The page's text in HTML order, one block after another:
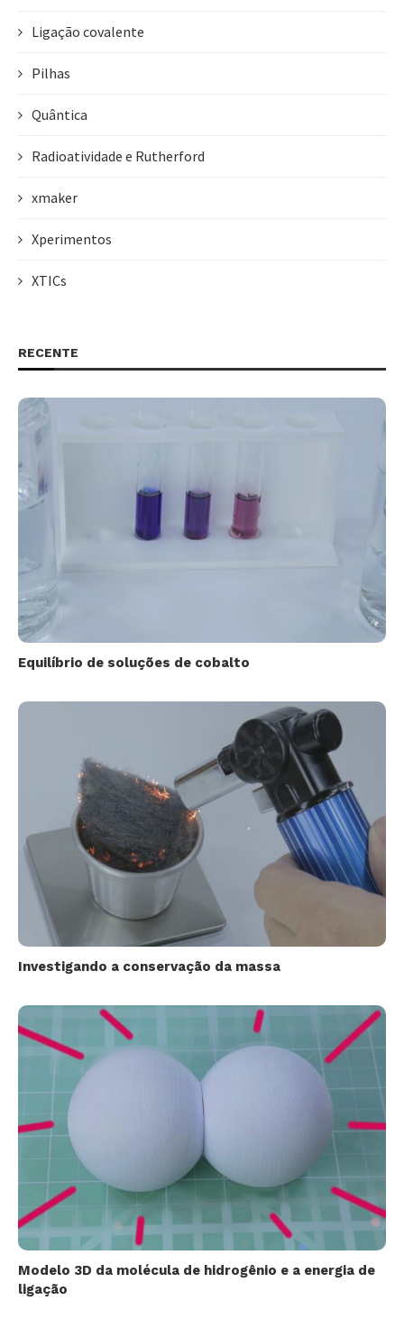
Ligação covalente
Pilhas
Quântica
Radioatividade e Rutherford
xmaker
Xperimentos
XTICs
RECENTE
Equilíbrio de soluções de cobalto
Investigando a conservação da massa
Modelo 3D da molécula de hidrogênio e a energia de
ligação